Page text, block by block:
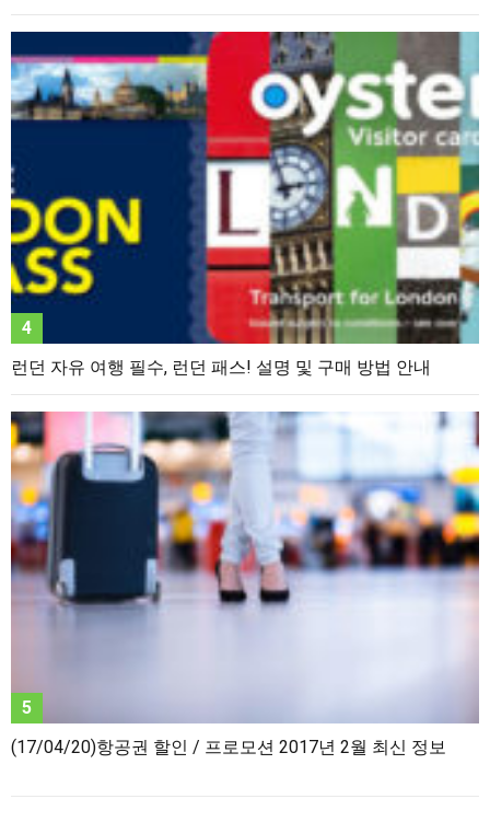
런던 자유 여행 필수, 런던 패스! 설명 및 구매 방법 안내
(17/04/20)항공권 할인 / 프로모션 2017년 2월 최신 정보